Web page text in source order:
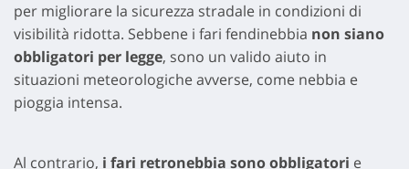
per migliorare la sicurezza stradale in condizioni di
visibilità ridotta. Sebbene i fari fendinebbia non siano
obbligatori per legge, sono un valido aiuto in
situazioni meteorologiche avverse, come nebbia e
pioggia intensa.
Al contrario, i fari retronebbia sono obbligatori e